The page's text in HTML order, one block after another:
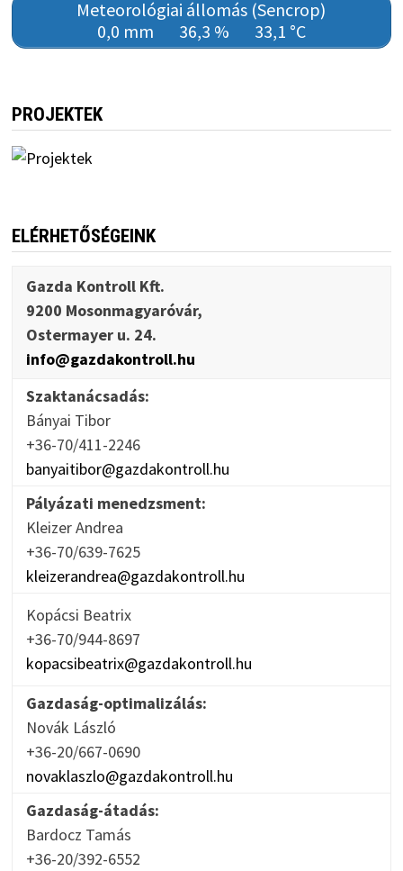
Meteorológiai állomás (Sencrop)
0,0 mm
36,3 % 33,1 °C
PROJEKTEK
ELÉRHETŐSÉGEINK
Gazda Kontroll Kft.
9200 Mosonmagyaróvár,
Ostermayer u. 24.
info@gazdakontroll.hu
Szaktanácsadás:
Bányai Tibor
+36-70/411-2246
banyaitibor@gazdakontroll.hu
Pályázati menedzsment:
Kleizer Andrea
+36-70/639-7625
kleizerandrea@gazdakontroll.hu
Kopácsi Beatrix
+36-70/944-8697
kopacsibeatrix@gazdakontroll.hu
Gazdaság-optimalizálás:
Novák László
+36-20/667-0690
novaklaszlo@gazdakontroll.hu
Gazdaság-átadás:
Bardocz Tamás
+36-20/392-6552